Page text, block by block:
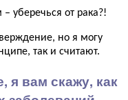
уберечься от рака?!
но я могу
так и считают.
я вам скажу, как